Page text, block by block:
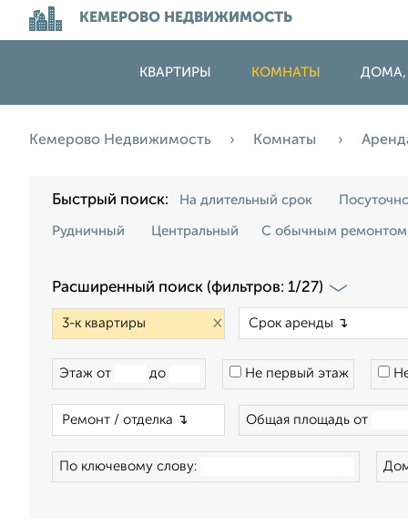
КЕМЕРОВО НЕДВИЖИМОСТЬ
КВАРТИРЫ КОМНАТЫ ДОМА,
Кемерово Недвижимость Комнаты
Быстрый поиск: На длительный срок
Рудничный Центральный С обычным ремонтом
Расширенный поиск (фильтров: 1/27)
×
Этаж от до Не первый этаж
Общая площадь от
По ключевому слову: